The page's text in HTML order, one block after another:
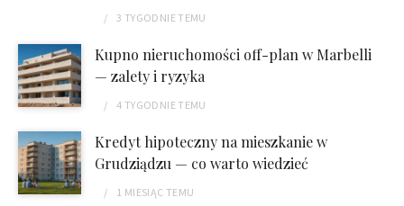
3 TYGODNIETEMU
Kupno nieruchomości off-plan w Marbelli
— zalety i ryzyka
4 TYGODNIETEMU
Kredyt hipoteczny na mieszkanie w
Grudziądzu — co warto wiedzieć
1 MIESIĄC TEMU